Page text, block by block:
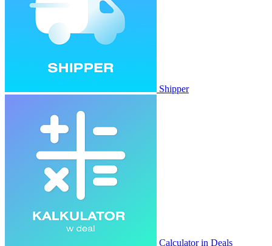
Shipper
Calculator in Deals